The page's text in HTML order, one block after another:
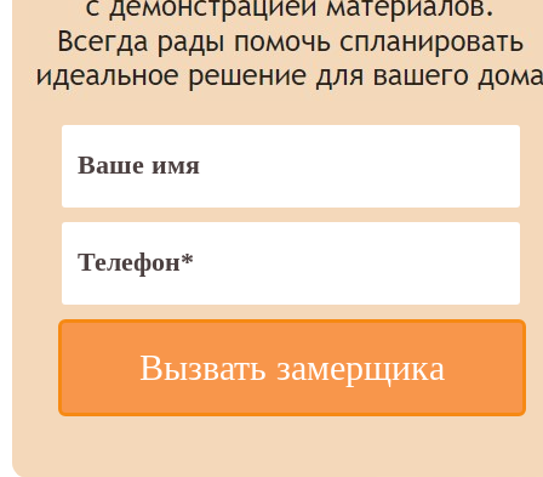
Вызвать замерщика